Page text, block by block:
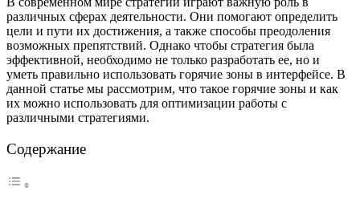
различных сферах деятельности. Они помогают определить
цели и пути их достижения, а также способы преодоления
возможных препятствий. Однако чтобы стратегия была
эффективной, необходимо не только разработать ее, но и
уметь правильно использовать горячие зоны в интерфейсе. В
данной статье мы рассмотрим, что такое горячие зоны и как
их можно использовать для оптимизации работы с
различными стратегиями.
Содержание